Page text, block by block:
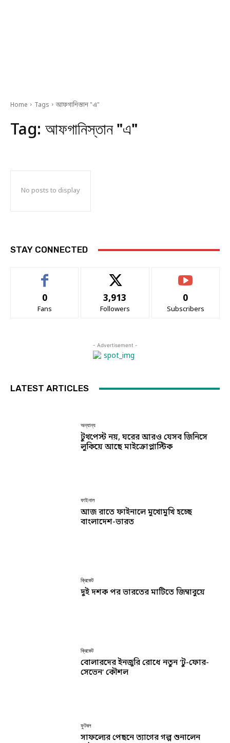
Home Tags আফগানিস্তান "এ"
Tag: আফগানিস্তান "এ"
No posts to display
STAY CONNECTED
0
Fans
3,913
Followers
0
Subscribers
- Advertisement -
LATEST ARTICLES
অন্যান্য
টুথপেস্ট নয়, ঘরের আরও যেসব জিনিসে
লুকিয়ে আছে মাইক্রোপ্লাস্টিক
ফাইনাল
আজ রাতে ফাইনালে মুখোমুখি হচ্ছে
বাংলাদেশ-ভারত
ক্রিকেট
দুই দশক পর ভারতের মাটিতে জিম্বাবুয়ে
ক্রিকেট
বোলারদের ইনজুরি রোধে নতুন ‘টু-ফোর-
সেভেন’ কৌশল
ফুটবল
সাফল্যের পেছনে ত্যাগের গল্প শুনালেন